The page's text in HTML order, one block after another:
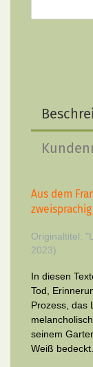
Aus dem
zweisprachig
Originaltitel:
2023)
In diesen
Tod,
Prozess, das
seinem
Weiß bedeckt.